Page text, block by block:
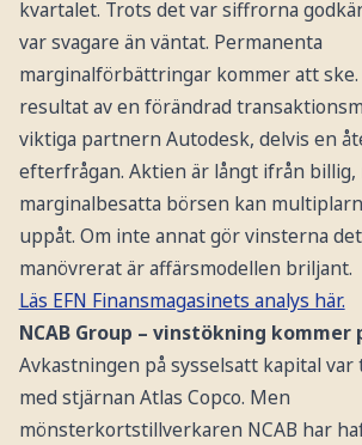
kvartalet. Trots det var siffrorna
var svagare än väntat. Permanenta
marginalförbättringar kommer att
resultat av en förändrad
viktiga partnern Autodesk, delvis en
efterfrågan. Aktien är långt ifrån billig,
marginalbesatta börsen kan
uppåt. Om inte annat gör vinsterna
manövrerat är affärsmodellen briljant.
Läs EFN Finansmagasinets analys här.
NCAB Group – vinstökning kommer
Avkastningen på sysselsatt kapital var
med stjärnan Atlas Copco. Men
mönsterkortstillverkaren NCAB har